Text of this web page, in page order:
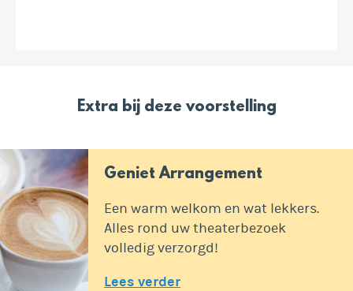
Extra bij deze voorstelling
Geniet Arrangement
Een warm welkom en wat lekkers.
Alles rond uw theaterbezoek
volledig verzorgd!
Lees verder